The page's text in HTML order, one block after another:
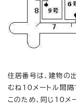
住居番号は、建物の
むね10メートル間隔
このため、同じ10メ